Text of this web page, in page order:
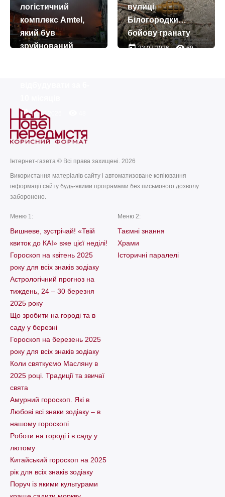
логістичний
комплекс Amtel,
який був
зруйнований
today28.07.2026
вулиці
Білогородки…
бойову гранату
today23.07.2026 remove_red_eye69
Інтернет-газета © Всі права захищені. 2026
Використання матеріалів сайту і автоматизоване копіювання
інформації сайту будь-якими програмами без письмового дозволу
заборонено.
Меню 1:
Вишневе, зустрічай! «Твій
квиток до КАІ» вже цієї неділі!
Гороскоп на квітень 2025
року для всіх знаків зодіаку
Астрологічний прогноз на
тиждень, 24 – 30 березня
2025 року
Що зробити на городі та в
саду у березні
Гороскоп на березень 2025
року для всіх знаків зодіаку
Коли святкуємо Масляну в
2025 році. Традиції та звичаї
свята
Амурний гороскоп. Які в
Любові всі знаки зодіаку – в
нашому гороскопі
Pоботи на городі і в саду у
лютому
Китайський гороскоп на 2025
рік для всіх знаків зодіаку
Поруч із якими культурами
Меню 2:
Таємні знання
Храми
Історичні паралелі